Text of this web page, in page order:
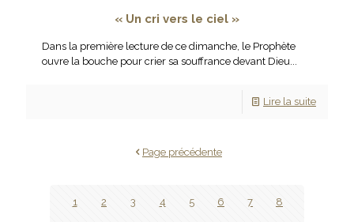
« Un cri vers le ciel »
Dans la première lecture de ce dimanche, le Prophète
ouvre la bouche pour crier sa souffrance devant Dieu...
Lire la suite
Page précédente
1 2 3 4 5 6 7 8